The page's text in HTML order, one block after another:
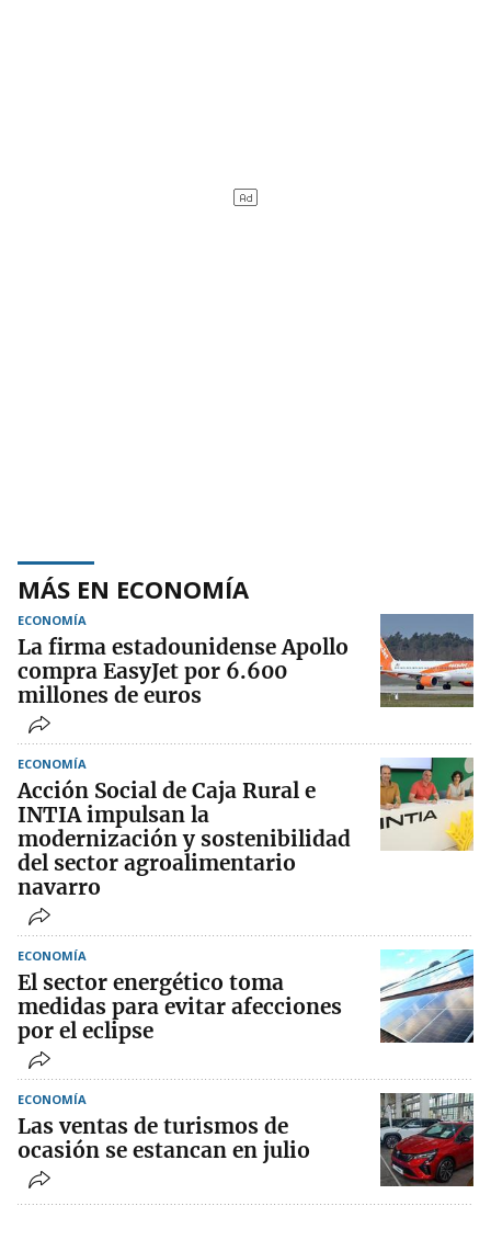
MÁS EN ECONOMÍA
ECONOMÍA
La firma estadounidense Apollo
compra EasyJet por 6.600
millones de euros
ECONOMÍA
Acción Social de Caja Rural e
INTIA impulsan la
modernización y sostenibilidad
del sector agroalimentario
navarro
ECONOMÍA
El sector energético toma
medidas para evitar afecciones
por el eclipse
ECONOMÍA
Las ventas de turismos de
ocasión se estancan en julio